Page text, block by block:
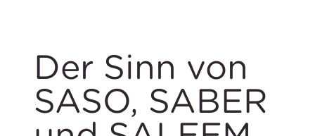
Der Sinn von
SASO, SABER